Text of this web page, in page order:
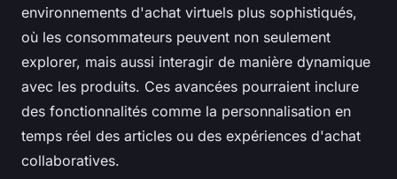
environnements d'achat virtuels plus sophistiqués,
où les consommateurs peuvent non seulement
explorer, mais aussi interagir de manière dynamique
avec les produits. Ces avancées pourraient inclure
des fonctionnalités comme la personnalisation en
temps réel des articles ou des expériences d'achat
collaboratives.